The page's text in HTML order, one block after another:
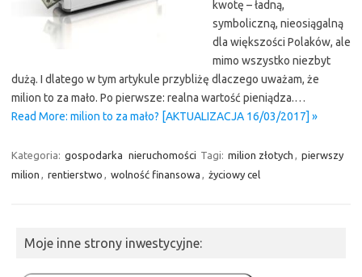
kwotę – ładną,
symboliczną, nieosiągalną
dla większości Polaków, ale
mimo wszystko niezbyt
dużą. I dlatego w tym artykule przybliżę dlaczego uważam, że
milion to za mało. Po pierwsze: realna wartość pieniądza.…
Read More: milion to za mało? [AKTUALIZACJA 16/03/2017] »
Kategoria: gospodarka nieruchomości Tagi: milion złotych , pierwszy
milion , rentierstwo , wolność finansowa , życiowy cel
Moje inne strony inwestycyjne: